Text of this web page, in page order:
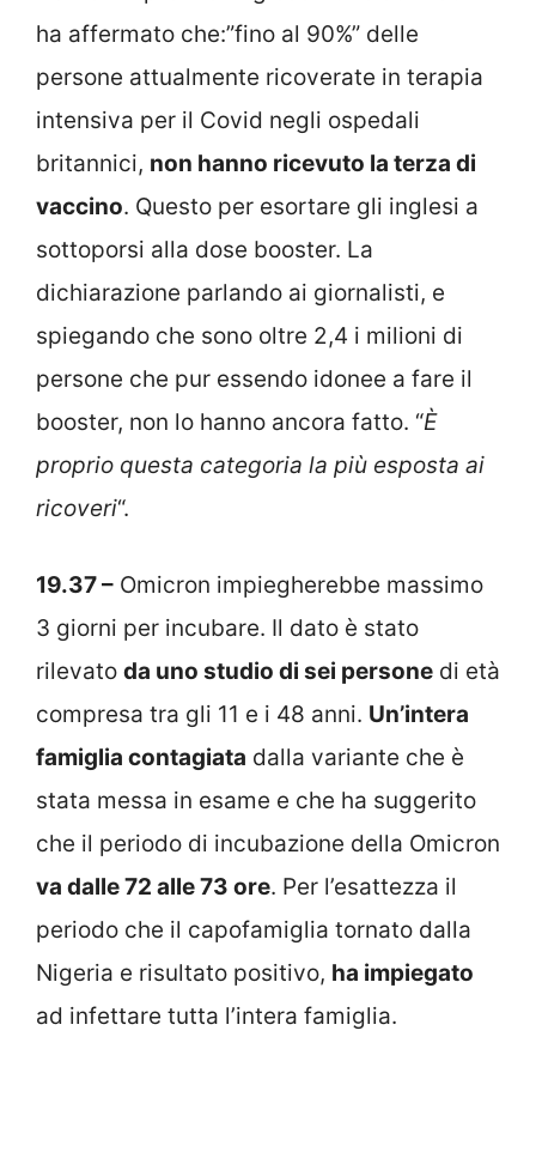
ha affermato che:”fino al 90%” delle
persone attualmente ricoverate in terapia
intensiva per il Covid negli ospedali
britannici, non hanno ricevuto la terza di
vaccino. Questo per esortare gli inglesi a
sottoporsi alla dose booster. La
dichiarazione parlando ai giornalisti, e
spiegando che sono oltre 2,4 i milioni di
persone che pur essendo idonee a fare il
booster, non lo hanno ancora fatto. “È
proprio questa categoria la più esposta ai
ricoveri“.
19.37 – Omicron impiegherebbe massimo
3 giorni per incubare. Il dato è stato
rilevato da uno studio di sei persone di età
compresa tra gli 11 e i 48 anni. Un’intera
famiglia contagiata dalla variante che è
stata messa in esame e che ha suggerito
che il periodo di incubazione della Omicron
va dalle 72 alle 73 ore. Per l’esattezza il
periodo che il capofamiglia tornato dalla
Nigeria e risultato positivo, ha impiegato
ad infettare tutta l’intera famiglia.